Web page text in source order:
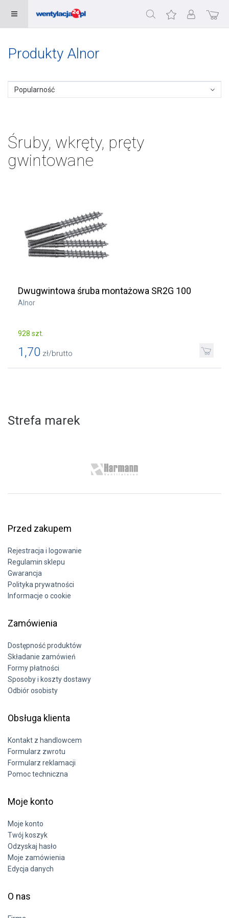
Produkty Alnor
Popularność
Śruby, wkręty, pręty
gwintowane
Dwugwintowa śruba montażowa SR2G 100
Alnor
928 szt.
1,70 zł/brutto
Strefa marek
Przed zakupem
Rejestracja i logowanie
Regulamin sklepu
Gwarancja
Polityka prywatności
Informacje o cookie
Zamówienia
Dostępność produktów
Składanie zamówień
Formy płatności
Sposoby i koszty dostawy
Odbiór osobisty
Obsługa klienta
Kontakt z handlowcem
Formularz zwrotu
Formularz reklamacji
Pomoc techniczna
Moje konto
Moje konto
Twój koszyk
Odzyskaj hasło
Moje zamówienia
Edycja danych
O nas